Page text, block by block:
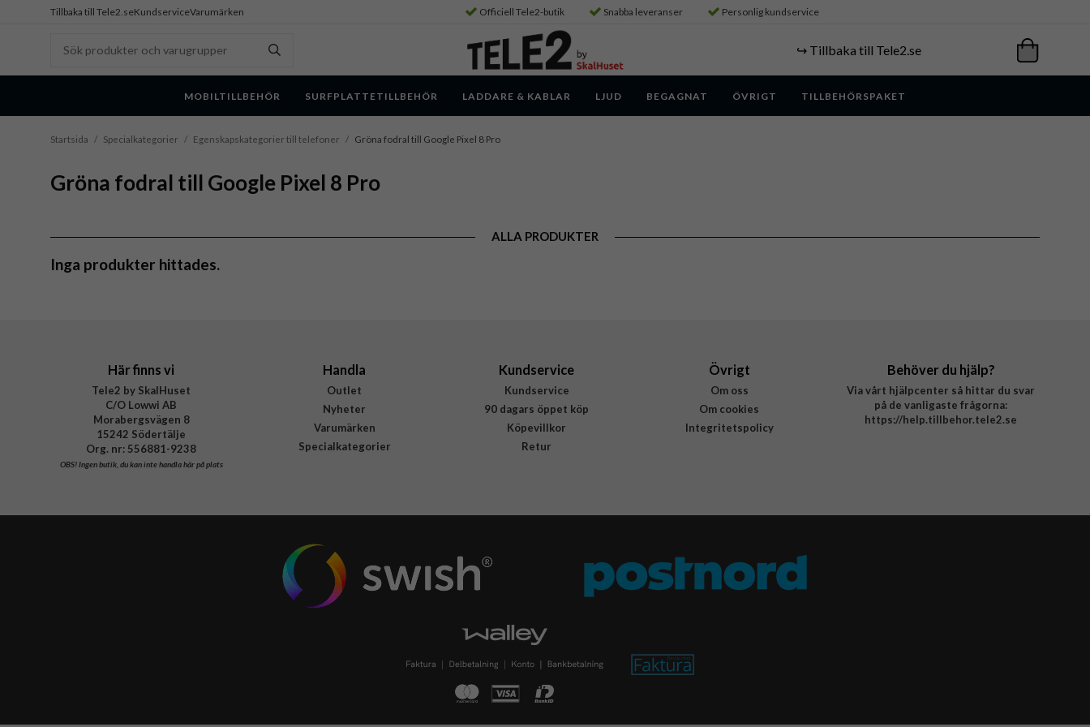
Tillbaka till Tele2.seKundserviceVarumärken Officiell Tele2-butik Snabba leveranser Personlig kundservice
↪️ Tillbaka till Tele2.se
MOBILTILLBEHÖR SURFPLATTETILLBEHÖR LADDARE & KABLAR LJUD BEGAGNAT ÖVRIGT TILLBEHÖRSPAKET
Startsida / Specialkategorier / Egenskapskategorier till telefoner / Gröna fodral till Google Pixel 8 Pro
Gröna fodral till Google Pixel 8 Pro
ALLA PRODUKTER
Inga produkter hittades.
Här finns vi
Tele2 by SkalHuset
C/O Lowwi AB
Morabergsvägen 8
15242 Södertälje
Org. nr: 556881-9238
OBS!Ingen butik, du kan inte handla här på plats
Handla
Outlet
Nyheter
Varumärken
Specialkategorier
Kundservice
Kundservice
90 dagars öppet köp
Köpevillkor
Retur
Övrigt
Om oss
Om cookies
Integritetspolicy
Behöver du hjälp?
Via vårt hjälpcenter så hittar du svar
på de vanligaste frågorna:
https://help.tillbehor.tele2.se